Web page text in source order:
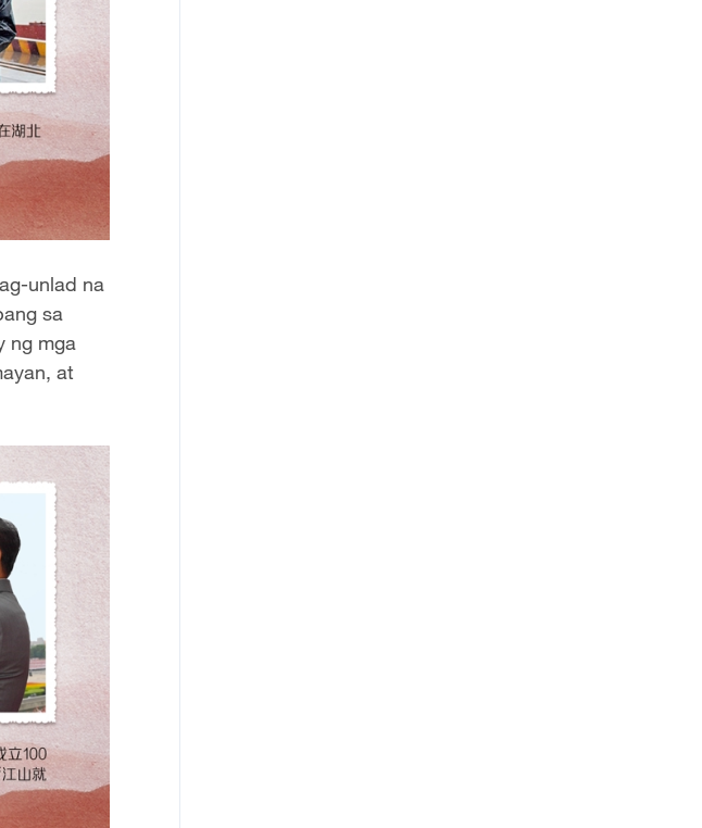
unlad na
sa
ng mga
at